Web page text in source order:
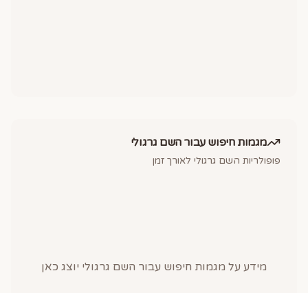
מגמות חיפוש עבור השם גרגולי
פופולריות השם גרגולי לאורך זמן
מידע על מגמות חיפוש עבור השם גרגולי יוצג כאן